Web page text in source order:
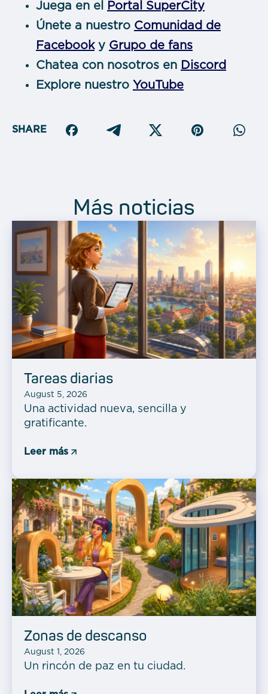
Juega en el
Portal SuperCity
Únete a nuestro Comunidad de
Facebooky Grupo de fans
Chatea con nosotros en Discord
Explore nuestro YouTube
SHARE
Más noticias
Tareas diarias
August 5, 2026
Una actividad nueva, sencilla y
gratificante.
Leer más
Zonas de descanso
August 1, 2026
Un rincón de paz en tu ciudad.